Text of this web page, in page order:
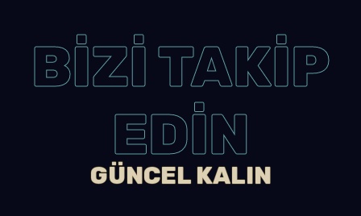
BİZİ TAKİP
EDİN
GÜNCEL KALIN